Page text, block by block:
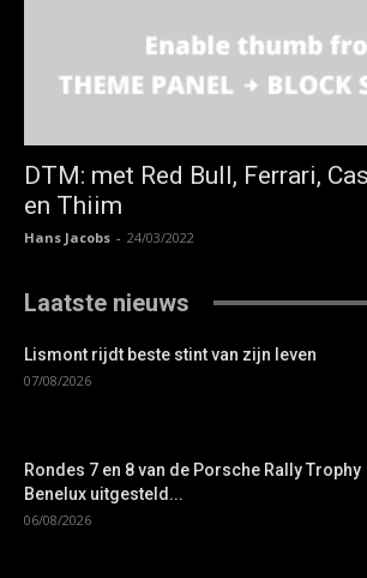
DTM: met Red Bull, Ferrari,
en Thiim
Hans Jacobs - 24/03/2022
Laatste nieuws
Lismont rijdt beste stint van zijn leven
07/08/2026
Rondes 7 en 8 van de Porsche Rally Trophy
Benelux uitgesteld...
06/08/2026